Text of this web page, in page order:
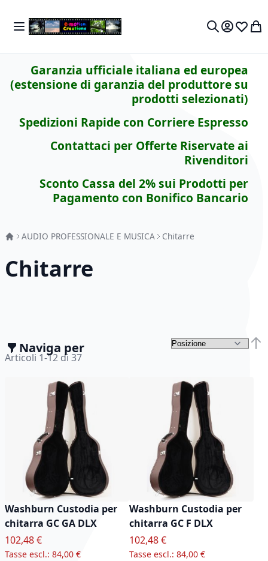
Toggle Nav
Garanzia ufficiale italiana ed europea
(estensione di garanzia del produttore su
prodotti selezionati)
Spedizioni Rapide con Corriere Espresso
Contattaci per Offerte Riservate ai
Rivenditori
Sconto Cassa del 2% sui Prodotti per
Pagamento con Bonifico Bancario
AUDIO PROFESSIONALE E MUSICA Chitarre
Chitarre
Articoli 1-12 di 37
Washburn Custodia per
chitarra GC GA DLX
Prezzo speciale
102,48 €
84,00 €
Washburn Custodia per
chitarra GC F DLX
Prezzo speciale
102,48 €
84,00 €
Naviga per